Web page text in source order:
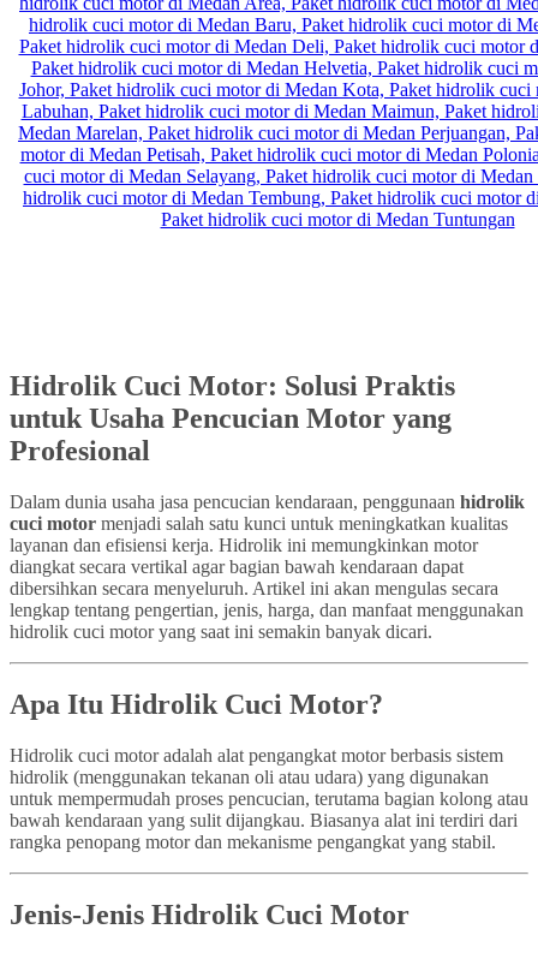
Hidrolik Cuci Motor: Solusi Praktis
untuk Usaha Pencucian Motor yang
Profesional
Dalam dunia usaha jasa pencucian kendaraan, penggunaan hidrolik
cuci motor menjadi salah satu kunci untuk meningkatkan kualitas
layanan dan efisiensi kerja. Hidrolik ini memungkinkan motor
diangkat secara vertikal agar bagian bawah kendaraan dapat
dibersihkan secara menyeluruh. Artikel ini akan mengulas secara
lengkap tentang pengertian, jenis, harga, dan manfaat menggunakan
hidrolik cuci motor yang saat ini semakin banyak dicari.
Apa Itu Hidrolik Cuci Motor?
Hidrolik cuci motor adalah alat pengangkat motor berbasis sistem
hidrolik (menggunakan tekanan oli atau udara) yang digunakan
untuk mempermudah proses pencucian, terutama bagian kolong atau
bawah kendaraan yang sulit dijangkau. Biasanya alat ini terdiri dari
rangka penopang motor dan mekanisme pengangkat yang stabil.
Jenis-Jenis Hidrolik Cuci Motor